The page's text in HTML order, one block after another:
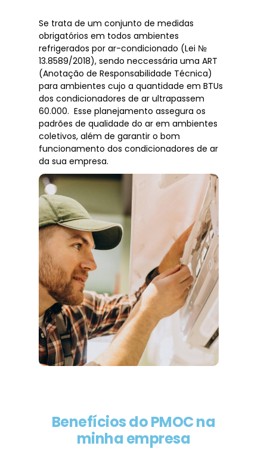
Se trata de um conjunto de medidas
obrigatórios em todos ambientes
refrigerados por ar-condicionado (Lei №
13.8589/2018), sendo neccessária uma ART
(Anotação de Responsabilidade Técnica)
para ambientes cujo a quantidade em BTUs
dos condicionadores de ar ultrapassem
60.000. Esse planejamento assegura os
padrões de qualidade do ar em ambientes
coletivos, além de garantir o bom
funcionamento dos condicionadores de ar
da sua empresa.
Benefícios do PMOC na
minha empresa